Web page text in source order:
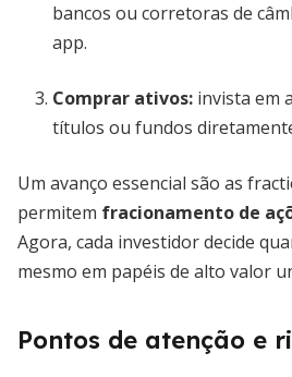
bancos ou corretoras de
app.
Comprar ativos: invista em
títulos ou fundos
Um avanço essencial são as
permitem fracionamento de
Agora, cada investidor decide
mesmo em papéis de alto valor
Pontos de atenção e